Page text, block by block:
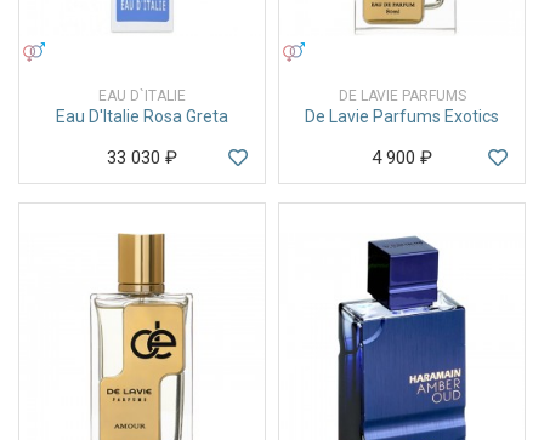
EAU D`ITALIE
Eau D'Italie Rosa Greta
33 030 ₽
DE LAVIE PARFUMS
De Lavie Parfums Exotics
4 900 ₽